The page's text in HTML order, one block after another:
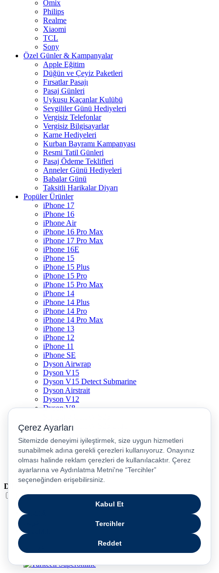
Omix
Philips
Realme
Xiaomi
TCL
Sony
Özel Günler & Kampanyalar
Apple Eğitim
Düğün ve Çeyiz Paketleri
Fırsatlar Pasajı
Pasaj Günleri
Uykusu Kaçanlar Kulübü
Sevgililer Günü Hediyeleri
Vergisiz Telefonlar
Vergisiz Bilgisayarlar
Karne Hediyeleri
Kurban Bayramı Kampanyası
Resmi Tatil Günleri
Pasaj Ödeme Teklifleri
Anneler Günü Hediyeleri
Babalar Günü
Taksitli Harikalar Diyarı
Popüler Ürünler
iPhone 17
iPhone 16
iPhone Air
iPhone 16 Pro Max
iPhone 17 Pro Max
iPhone 16E
iPhone 15
iPhone 15 Plus
iPhone 15 Pro
iPhone 15 Pro Max
iPhone 14
iPhone 14 Plus
iPhone 14 Pro
iPhone 14 Pro Max
iPhone 13
iPhone 12
iPhone 11
iPhone SE
Dyson Airwrap
Dyson V15
Dyson V15 Detect Submarine
Dyson Airstrait
Dyson V12
Dyson V8
Samsung Galaxy S25 Ultra
PS5 / Playstation 5
PS4 / Playstation 4
Nintendo Switch
Xbox Series S
Xbox Series X
Dil
Türkçe
English
русский